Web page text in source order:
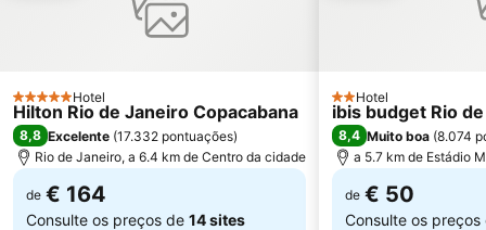
5 EstrelasHotel
Hilton Rio de Janeiro Copacabana
8,8 Excelente (17.332 pontuações)
Rio de Janeiro, a 6.4 km de Centro da cidade
de € 164
Consulte os preços de 14 sites
2 Estrelas
Hotel
ibis budget Rio
8,4 Muito boa (8.074
a 5.7 km de Estádio
de € 50
Consulte os